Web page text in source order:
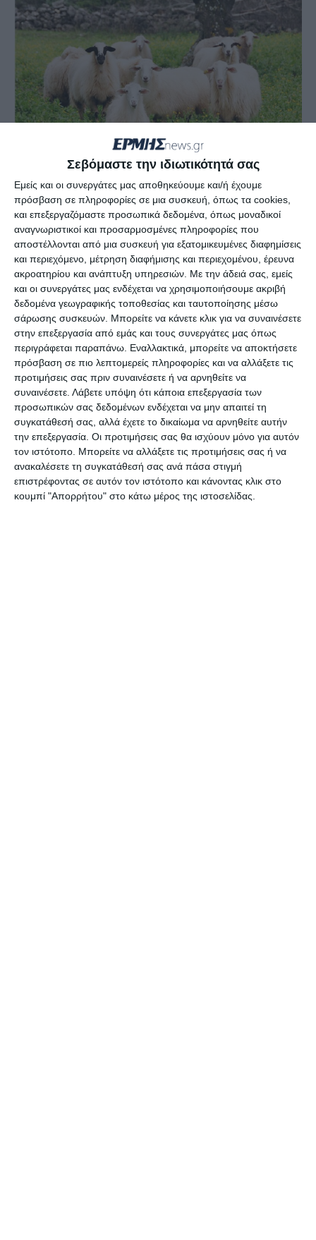
Σεβόμαστε την ιδιωτικότητά σας
Εμείς και οι συνεργάτες μας αποθηκεύουμε και/ή έχουμε
πρόσβαση σε πληροφορίες σε μια συσκευή, όπως τα cookies,
και επεξεργαζόμαστε προσωπικά δεδομένα, όπως μοναδικοί
αναγνωριστικοί και προσαρμοσμένες πληροφορίες που
αποστέλλονται από μια συσκευή για εξατομικευμένες διαφημίσεις
και περιεχόμενο, μέτρηση διαφήμισης και περιεχομένου, έρευνα
ακροατηρίου και ανάπτυξη υπηρεσιών. Με την άδειά σας, εμείς
και οι συνεργάτες μας ενδέχεται να χρησιμοποιήσουμε ακριβή
δεδομένα γεωγραφικής τοποθεσίας και ταυτοποίησης μέσω
σάρωσης συσκευών. Μπορείτε να κάνετε κλικ για να συναινέσετε
στην επεξεργασία από εμάς και τους συνεργάτες μας όπως
περιγράφεται παραπάνω. Εναλλακτικά, μπορείτε να αποκτήσετε
πρόσβαση σε πιο λεπτομερείς πληροφορίες και να αλλάξετε τις
προτιμήσεις σας πριν συναινέσετε ή να αρνηθείτε να
συναινέσετε. Λάβετε υπόψη ότι κάποια επεξεργασία των
προσωπικών σας δεδομένων ενδέχεται να μην απαιτεί τη
συγκατάθεσή σας, αλλά έχετε το δικαίωμα να αρνηθείτε αυτήν
την επεξεργασία. Οι προτιμήσεις σας θα ισχύουν μόνο για αυτόν
τον ιστότοπο. Μπορείτε να αλλάξετε τις προτιμήσεις σας ή να
ανακαλέσετε τη συγκατάθεσή σας ανά πάσα στιγμή
επιστρέφοντας σε αυτόν τον ιστότοπο και κάνοντας κλικ στο
κουμπί "Απορρήτου" στο κάτω μέρος της ιστοσελίδας.
H Ζακυνθινή προβάτα αποδεικύεται ένα πολύ παραγωγικό και
ανθεκτικό ζώο
Τα παραπάνω επισημαίνει μιλώντας στο ΑΠΕ-
ΜΠΕ η διευθύντρια Ερευνών του Ινστιτούτου
Κτηνιατρικών Ερευνών, Λουκία Αικατερινιάδου,
επικεφαλής των εργαστηρίου Μοριακής
Βιολογίας, Μοριακής Μικροβιολογίας και
επιστημονική υπεύθυνη του έργου «Εφαρμογή
Καινοτόμου Συστήματος Εκτροφής Προβάτων και
Παραγωγής Τυροκομικών Προϊόντων στη
Ζάκυνθο, Καινοτόμες Φάρμες».
Μιλώντας για το πρόβατο φυλής Ζακύνθου, που
εκτρέφεται κυρίως στο νησί, σημειώνει ότι αυτό
παρουσιάζει υψηλές αποδόσεις σε γάλα και κρέας
και προσαρμοστικότητα στις συνθήκες της